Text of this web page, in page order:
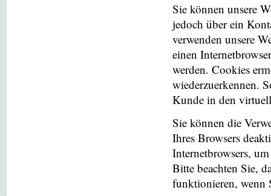
Sie können unsere
jedoch über ein
verwenden unsere
einen
werden. Cookies
wiederzuerkennen.
Kunde in den
Sie können die
Ihres Browsers
Internetbrowsers,
Bitte beachten Sie,
funktionieren, wenn